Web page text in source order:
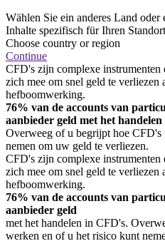
Wählen Sie ein anderes Land oder
Inhalte spezifisch für Ihren
Choose country or region
Continue
CFD's zijn complexe instrumenten
zich mee om snel geld te verliezen
hefboomwerking.
76% van de accounts van
aanbieder geld met het
Overweeg of u begrijpt hoe
nemen om uw geld te verliezen.
CFD's zijn complexe instrumenten
zich mee om snel geld te verliezen
hefboomwerking.
76% van de accounts van
aanbieder geld
met het handelen in CFD's.
werken en of u het risico kunt